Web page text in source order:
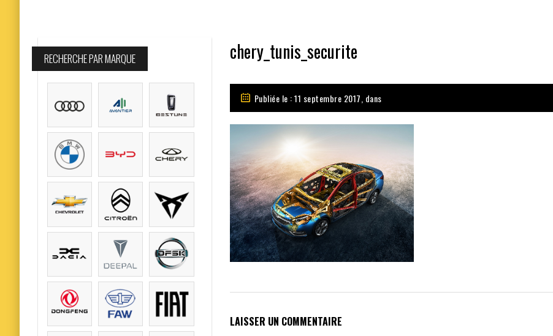
chery_tunis_securite
Publiée le : 11 septembre 2017, dans
LAISSER UN COMMENTAIRE
RECHERCHE PAR MARQUE